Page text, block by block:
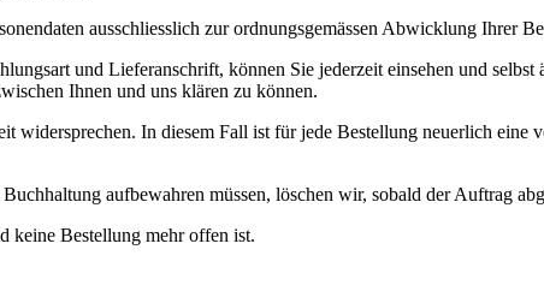
ausschliesslich zur ordnungsgemässen Abwicklung Ihrer
und Lieferanschrift, können Sie jederzeit einsehen und
Ihnen und uns klären zu können.
widersprechen. In diesem Fall ist für jede Bestellung neuerlich
aufbewahren müssen, löschen wir, sobald der Auftrag
keine Bestellung mehr offen ist.